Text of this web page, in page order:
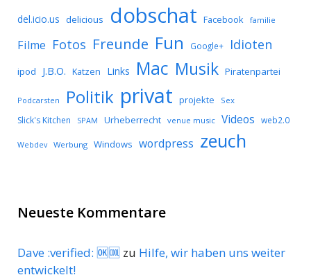
del.icio.us delicious dobschat Facebook familie
Filme Fotos Freunde Fun Google+ Idioten
ipod J.B.O. Katzen Links Mac Musik Piratenpartei
Podcarsten Politik privat projekte Sex
Slick's Kitchen SPAM Urheberrecht venue music Videos web2.0
Webdev Werbung Windows wordpress zeuch
Neueste Kommentare
Dave :verified: 🆗🆒 zu Hilfe, wir haben uns weiter
entwickelt!